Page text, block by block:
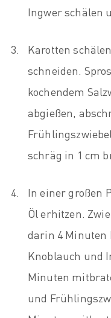
Ingwer schälen
Karotten
schneiden.
kochendem
abgießen,
schräg in 1 cm
In einer großen
Öl erhitzen.
darin 4 Minuten
Knoblauch und
Minuten
und